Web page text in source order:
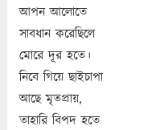
আপন আলোতে
সাবধান করেছিলে
মোরে দূর হতে।
নিবে গিয়ে ছাইচাপা
আছে মৃতপ্রায়,
তাহারি বিপদ হতে